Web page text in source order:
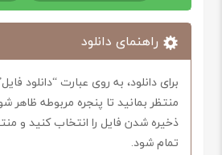
راهنمای دانلود
برای دانلود، به روی عبارت “دانلود
منتظر بمانید تا پنجره مربوطه
ذخیره شدن فایل را انتخاب کنید و
تمام شود.